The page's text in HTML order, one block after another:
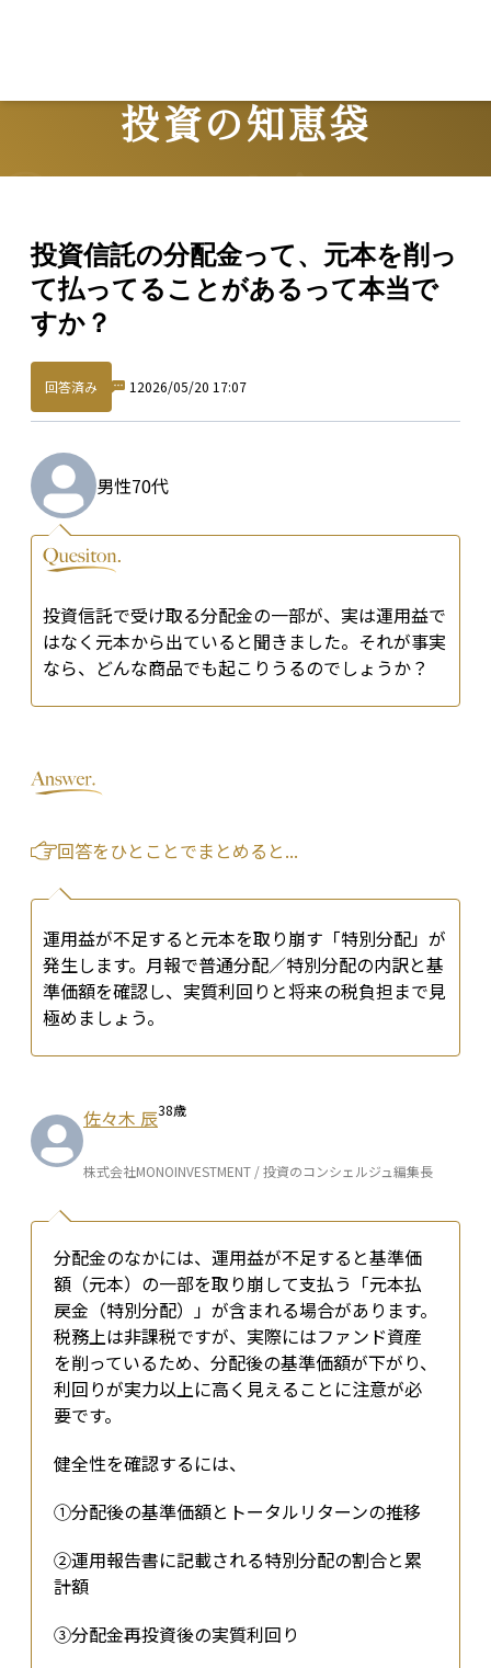
投資の知恵袋
投資信託の分配金って、元本を削っ
て払ってることがあるって本当で
すか？
回答済み 1 2026/05/20 17:07
男性70代
投資信託で受け取る分配金の一部が、実は運用益で
はなく元本から出ていると聞きました。それが事実
なら、どんな商品でも起こりうるのでしょうか？
回答をひとことでまとめると...
運用益が不足すると元本を取り崩す「特別分配」が
発生します。月報で普通分配／特別分配の内訳と基
準価額を確認し、実質利回りと将来の税負担まで見
極めましょう。
佐々木 辰38歳
株式会社MONOINVESTMENT / 投資のコンシェルジュ編集長
分配金のなかには、運用益が不足すると基準価
額（元本）の一部を取り崩して支払う「元本払
戻金（特別分配）」が含まれる場合があります。
税務上は非課税ですが、実際にはファンド資産
を削っているため、分配後の基準価額が下がり、
利回りが実力以上に高く見えることに注意が必
要です。
健全性を確認するには、
①分配後の基準価額とトータルリターンの推移
②運用報告書に記載される特別分配の割合と累
計額
③分配金再投資後の実質利回り